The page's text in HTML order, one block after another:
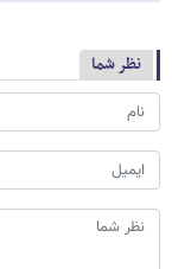
نظر شما